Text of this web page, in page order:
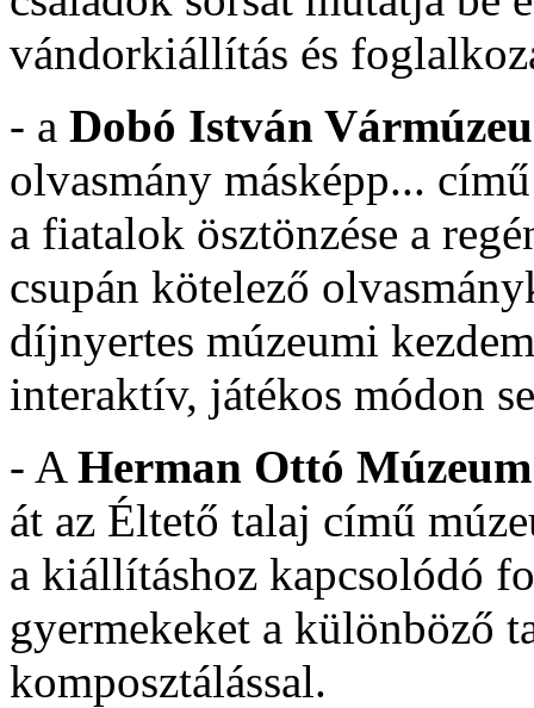
vándorkiállítás és
- a Dobó István
olvasmány másképp...
a fiatalok ösztönzése a
csupán kötelező
díjnyertes múzeumi
interaktív, játékos módon
- A Herman Ottó Múzeum
át az Éltető talaj című
a kiállításhoz kapcsolódó
gyermekeket a különböző
komposztálással.